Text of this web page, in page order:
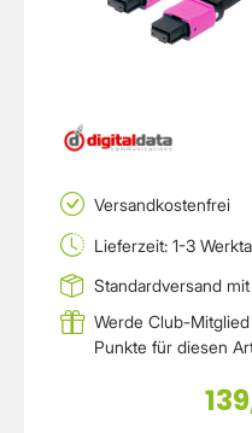
Versandkostenfrei
Lieferzeit: 1-3
Standardversand
Werde Club-
Punkte für diesen